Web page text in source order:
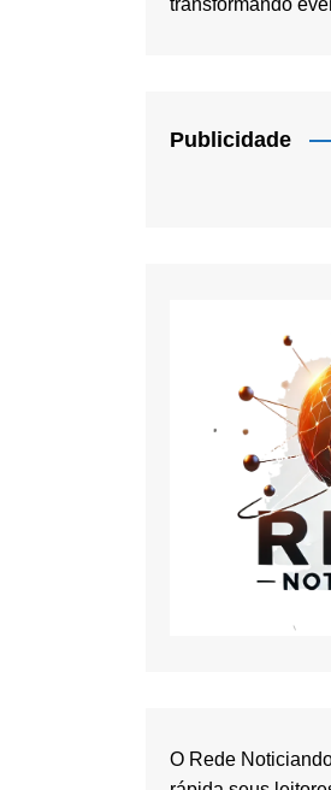
Publicidade
O Rede